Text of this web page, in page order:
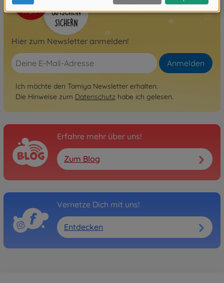
Hier zum Newsletter anmelden!
Anmelden
Ich möchte den Tamiya Newsletter erhalten.
Die Hinweise zum Datenschutz habe ich gelesen.
Erfahre mehr über uns!
Zum Blog
Vernetze Dich mit uns!
Entdecken